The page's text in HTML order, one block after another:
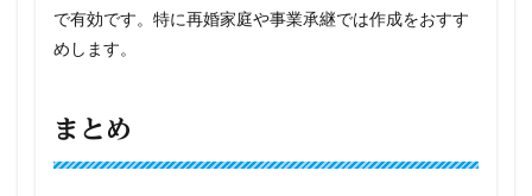
で有効です。特に再婚家庭や事業承継では作成をおすす
めします。
まとめ